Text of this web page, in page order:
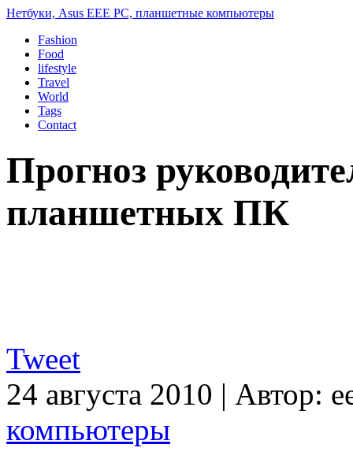
Нетбуки, Asus EEE PC, планшетные компьютеры
Fashion
Food
lifestyle
Travel
World
Tags
Contact
Прогноз
планшетных ПК
Tweet
24 августа 2010 | Автор:
компьютеры